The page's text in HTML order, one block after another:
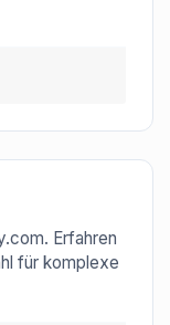
Erfahren
für komplexe